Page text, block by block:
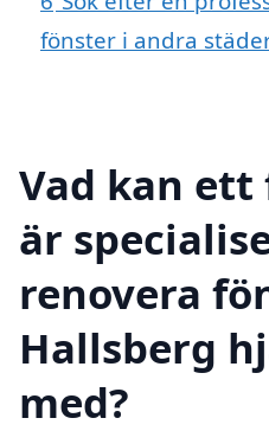
fönster i andra
Vad kan ett
är
renovera
Hallsberg
med?